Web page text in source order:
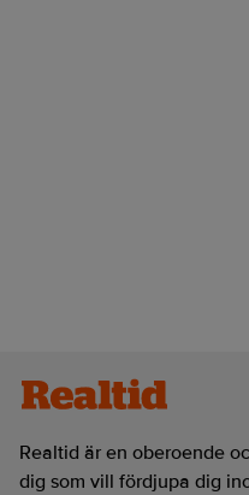
Realtid är en oberoende
dig som vill fördjupa dig